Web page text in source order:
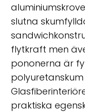
slutna
flytkraft men
pononerna är
praktiska